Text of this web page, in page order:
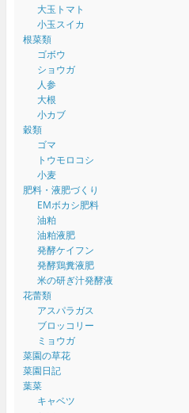
大玉トマト
小玉スイカ
根菜類
ゴボウ
ショウガ
人参
大根
小カブ
穀類
ゴマ
トウモロコシ
小麦
肥料・液肥づくり
EMボカシ肥料
油粕
油粕液肥
発酵ケイフン
発酵鶏糞液肥
米の研ぎ汁発酵液
花蕾類
アスパラガス
ブロッコリー
ミョウガ
菜園の草花
菜園日記
葉菜
キャベツ